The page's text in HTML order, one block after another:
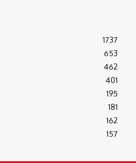
1737
653
462
401
195
181
162
157